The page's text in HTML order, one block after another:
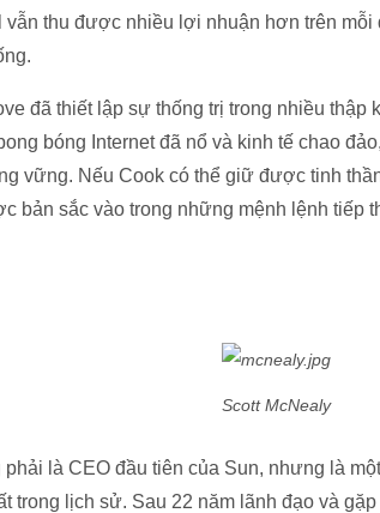
vẫn thu được nhiều lợi nhuận hơn trên mỗi
đã thiết lập sự thống trị trong nhiều thập
bóng Internet đã nổ và kinh tế chao
vững. Nếu Cook có thể giữ được tinh
bản sắc vào trong những mệnh lệnh tiếp
Scott McNealy
phải là CEO đầu tiên của Sun, nhưng là
trong lịch sử. Sau 22 năm lãnh đạo và